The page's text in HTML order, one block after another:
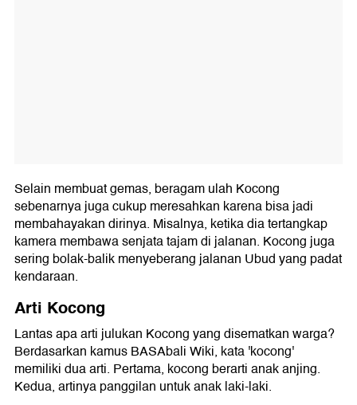
Selain membuat gemas, beragam ulah Kocong
sebenarnya juga cukup meresahkan karena bisa jadi
membahayakan dirinya. Misalnya, ketika dia tertangkap
kamera membawa senjata tajam di jalanan. Kocong juga
sering bolak-balik menyeberang jalanan Ubud yang padat
kendaraan.
Arti Kocong
Lantas apa arti julukan Kocong yang disematkan warga?
Berdasarkan kamus BASAbali Wiki, kata 'kocong'
memiliki dua arti. Pertama, kocong berarti anak anjing.
Kedua, artinya panggilan untuk anak laki-laki.